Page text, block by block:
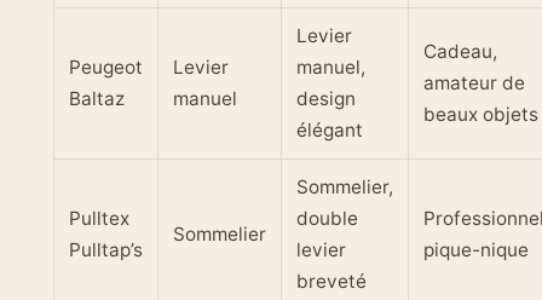
Peugeot
Baltaz
Levier
manuel
Levier
manuel,
design
élégant
Cadeau,
amateur de
beaux objets
Pulltex
Pulltap’s
Sommelier
Sommelier,
double
levier
breveté
pique-nique